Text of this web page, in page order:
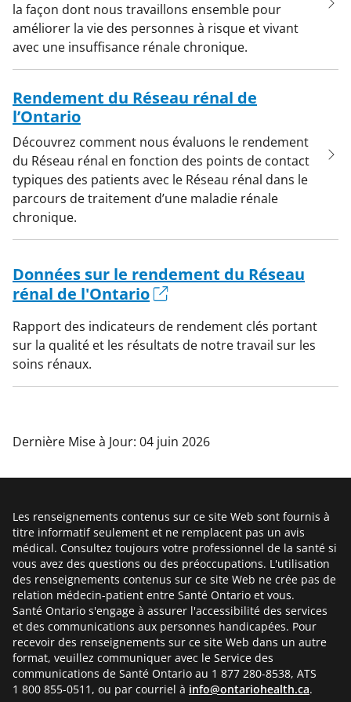
la façon dont nous travaillons ensemble pour
améliorer la vie des personnes à risque et vivant
avec une insuffisance rénale chronique.
Rendement du Réseau rénal de
l’Ontario
Découvrez comment nous évaluons le rendement
du Réseau rénal en fonction des points de contact
typiques des patients avec le Réseau rénal dans le
parcours de traitement d’une maladie rénale
chronique.
Données sur le rendement du Réseau
rénal de l'Ontario
Rapport des indicateurs de rendement clés portant
sur la qualité et les résultats de notre travail sur les
soins rénaux.
Dernière Mise à Jour: 04 juin 2026
Les renseignements contenus sur ce site Web sont fournis à
titre informatif seulement et ne remplacent pas un avis
médical. Consultez toujours votre professionnel de la santé si
vous avez des questions ou des préoccupations. L'utilisation
des renseignements contenus sur ce site Web ne crée pas de
relation médecin-patient entre Santé Ontario et vous.
Santé Ontario s'engage à assurer l'accessibilité des services
et des communications aux personnes handicapées. Pour
recevoir des renseignements sur ce site Web dans un autre
format, veuillez communiquer avec le Service des
communications de Santé Ontario au 1 877 280-8538, ATS
1 800 855-0511, ou par courriel à info@ontariohealth.ca.